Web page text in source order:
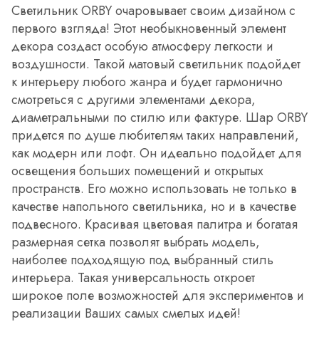
Светильник ORBY очаровывает своим дизайном с
первого взгляда! Этот необыкновенный элемент
декора создаст особую атмосферу легкости и
воздушности. Такой матовый светильник подойдет
к интерьеру любого жанра и будет гармонично
смотреться с другими элементами декора,
диаметральными по стилю или фактуре. Шар ORBY
придется по душе любителям таких направлений,
как модерн или лофт. Он идеально подойдет для
освещения больших помещений и открытых
пространств. Его можно использовать не только в
качестве напольного светильника, но и в качестве
подвесного. Красивая цветовая палитра и богатая
размерная сетка позволят выбрать модель,
наиболее подходящую под выбранный стиль
интерьера. Такая универсальность откроет
широкое поле возможностей для экспериментов и
реализации Ваших самых смелых идей!